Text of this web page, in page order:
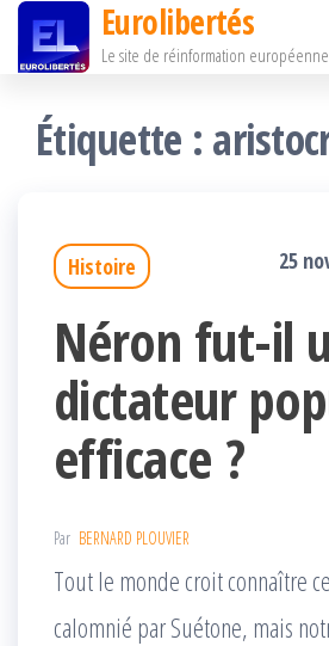
Passer
contenu
Eurolibertés
Le site de réinformation européenne
Étiquette :
Histoire 25
Néron fut-il
dictateur
efficace ?
Par BERNARD PLOUVIER
Tout le monde croit connaître
calomnié par Suétone, mais